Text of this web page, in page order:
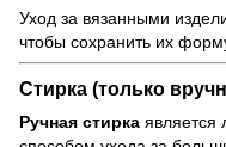
Уход за вязанными
чтобы сохранить их
Стирка (только
Ручная стирка является